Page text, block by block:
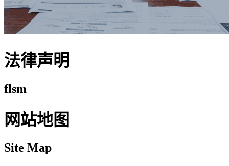
法律声明
flsm
网站地图
Site Map